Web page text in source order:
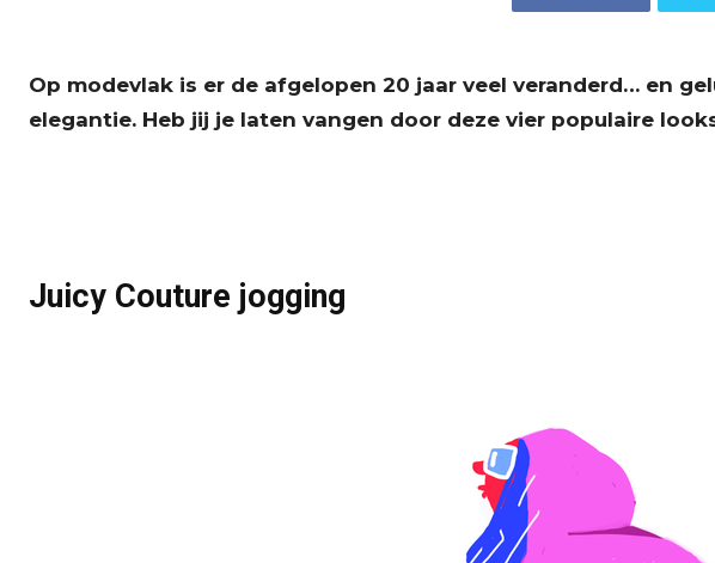
Op modevlak is er de afgelopen 20 jaar veel veranderd… en
elegantie. Heb jij je laten vangen door deze vier populaire
Juicy Couture jogging